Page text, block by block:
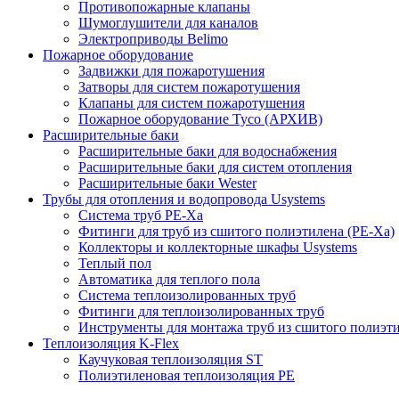
Противопожарные клапаны
Шумоглушители для каналов
Электроприводы Belimo
Пожарное оборудование
Задвижки для пожаротушения
Затворы для систем пожаротушения
Клапаны для систем пожаротушения
Пожарное оборудование Tyco (АРХИВ)
Расширительные баки
Расширительные баки для водоснабжения
Расширительные баки для систем отопления
Расширительные баки Wester
Трубы для отопления и водопровода Usystems
Система труб PE-Xa
Фитинги для труб из сшитого полиэтилена (PE-Xa)
Коллекторы и коллекторные шкафы Usystems
Теплый пол
Автоматика для теплого пола
Система теплоизолированных труб
Фитинги для теплоизолированных труб
Инструменты для монтажа труб из сшитого
Теплоизоляция K-Flex
Каучуковая теплоизоляция ST
Полиэтиленовая теплоизоляция PE